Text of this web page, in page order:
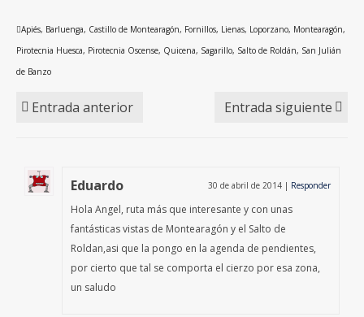
Apiés, Barluenga, Castillo de Montearagón, Fornillos, Lienas, Loporzano, Montearagón,
Pirotecnia Huesca, Pirotecnia Oscense, Quicena, Sagarillo, Salto de Roldán, San Julián
de Banzo
Entrada anterior Entrada siguiente
Eduardo 30 de abril de 2014 | Responder
Hola Angel, ruta más que interesante y con unas
fantásticas vistas de Montearagón y el Salto de
Roldan,asi que la pongo en la agenda de pendientes,
por cierto que tal se comporta el cierzo por esa zona,
un saludo